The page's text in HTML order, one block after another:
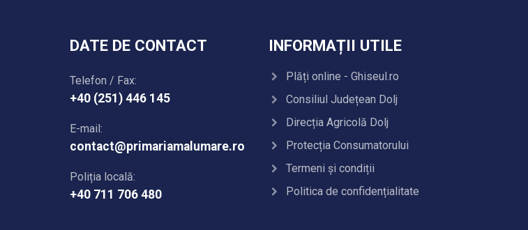
DATE DE CONTACT
Telefon / Fax:
+40 (251) 446 145
E-mail:
contact@primariamalumare.ro
Poliția locală:
+40 711 706 480
INFORMAȚII UTILE
Plăți online - Ghiseul.ro
Consiliul Județean Dolj
Direcția Agricolă Dolj
Protecția Consumatorului
Termeni și condiții
Politica de confidențialitate